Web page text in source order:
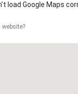
load Google Maps